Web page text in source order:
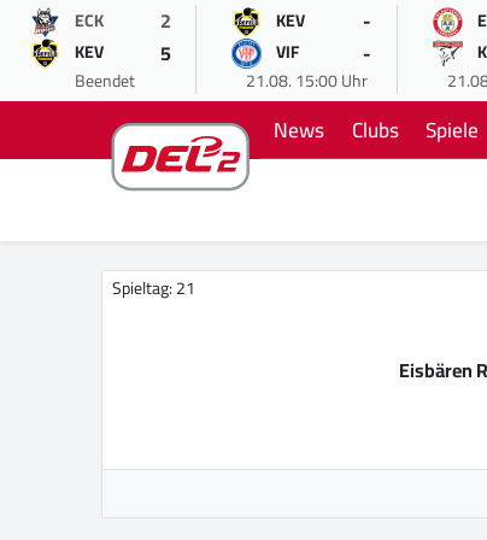
ECK 2
KEV 5
Beendet
KEV -
VIF -
21.08. 15:00 Uhr
News Clubs Spiele
Spieltag: 21
Eisbären